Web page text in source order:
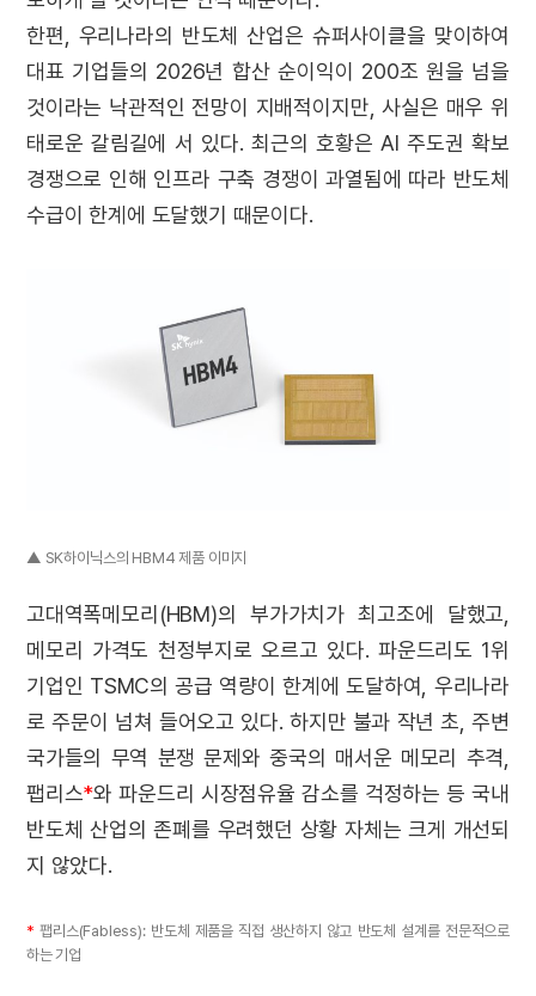
한편, 우리나라의 반도체 산업은 슈퍼사이클을 맞이하여
대표 기업들의 2026년 합산 순이익이 200조 원을 넘을
것이라는 낙관적인 전망이 지배적이지만, 사실은 매우 위
태로운 갈림길에 서 있다. 최근의 호황은 AI 주도권 확보
경쟁으로 인해 인프라 구축 경쟁이 과열됨에 따라 반도체
수급이 한계에 도달했기 때문이다.
▲ SK하이닉스의 HBM4 제품 이미지
고대역폭메모리(HBM)의 부가가치가 최고조에 달했고,
메모리 가격도 천정부지로 오르고 있다. 파운드리도 1위
기업인 TSMC의 공급 역량이 한계에 도달하여, 우리나라
로 주문이 넘쳐 들어오고 있다. 하지만 불과 작년 초, 주변
국가들의 무역 분쟁 문제와 중국의 매서운 메모리 추격,
팹리스*와 파운드리 시장점유율 감소를 걱정하는 등 국내
반도체 산업의 존폐를 우려했던 상황 자체는 크게 개선되
지 않았다.
* 팹리스(Fabless): 반도체 제품을 직접 생산하지 않고 반도체 설계를 전문적으로
하는 기업